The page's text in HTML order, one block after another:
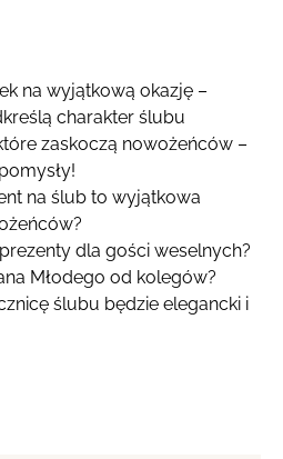
na wyjątkową okazję –
charakter ślubu
zaskoczą nowożeńców –
na ślub to wyjątkowa
dla gości weselnych?
Młodego od kolegów?
ślubu będzie elegancki i